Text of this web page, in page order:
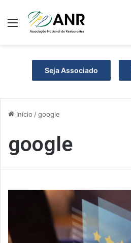
Menu
Seja Associado
Início /google
google